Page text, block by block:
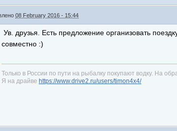
08 February 2016 - 15:44
Ув. друзья. Есть предложение организовать
совместно :)
Только в России по пути на рыбалку покупают водку. На
Я на драйве https://www.drive2.ru/users/timon4x4/